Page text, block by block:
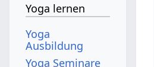
Yoga lernen
Yoga
Ausbildung
Yoga Seminare